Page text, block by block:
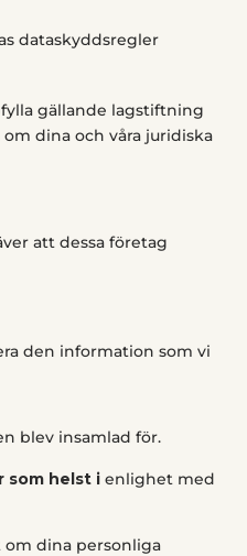
dataskyddsregler
gällande lagstiftning
dina och våra juridiska
att dessa företag
den information som vi
blev insamlad för.
som helst i enlighet med
om dina personliga